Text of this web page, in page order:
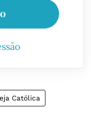
Católica